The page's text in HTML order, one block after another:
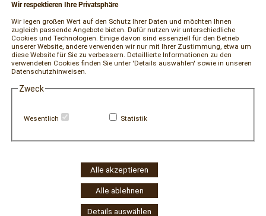
Wir respektieren Ihre Privatsphäre
Wir legen großen Wert auf den Schutz Ihrer Daten und möchten Ihnen
zugleich passende Angebote bieten. Dafür nutzen wir unterschiedliche
Cookies und Technologien. Einige davon sind essenziell für den Betrieb
unserer Website, andere verwenden wir nur mit Ihrer Zustimmung, etwa um
diese Website für Sie zu verbessern. Detaillierte Informationen zu den
verwendeten Cookies finden Sie unter 'Details auswählen' sowie in unseren
Datenschutzhinweisen.
Zweck
Wesentlich Statistik
Alle akzeptieren
Alle ablehnen
Details auswählen
RECHTLICHES
Impressum
AGB und Kundeninformationen
Datenschutzerklärung
Widerrufsbelehrung / Muster-Widerrufsformular
Zahlung und Versand
Widerruf Cookie-Einwilligung